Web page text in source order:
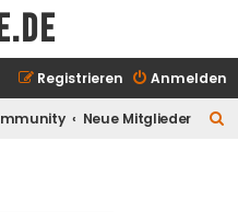
Anmelden
Registrieren
Neue Mitglieder